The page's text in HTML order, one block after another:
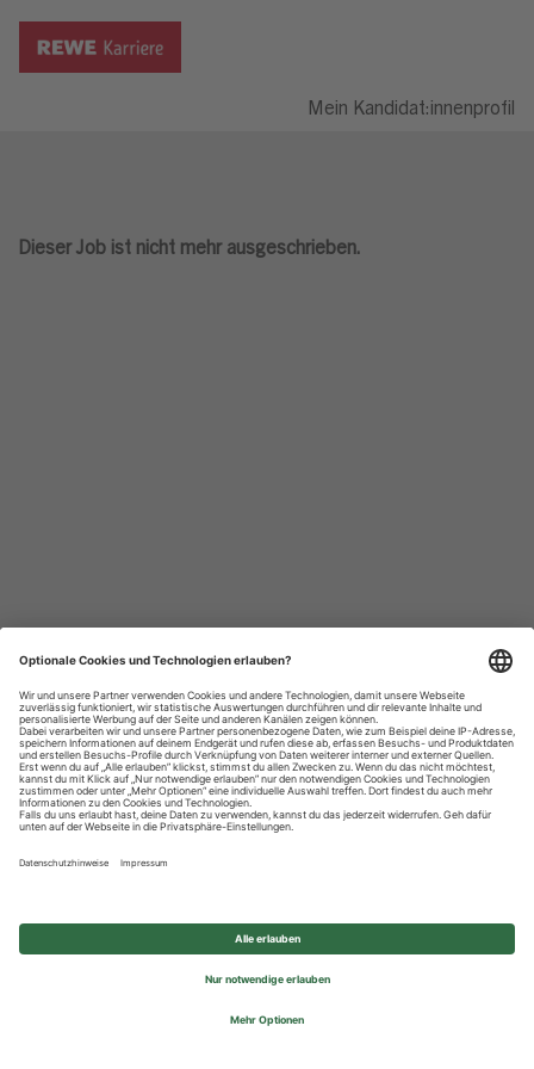
Mein Kandidat:innenprofil
Dieser Job ist nicht mehr ausgeschrieben.
Datenschutzhinweise
Impressum
Privatsphäre-Einstellungen
© 2026 REWE Group - All rights reserved